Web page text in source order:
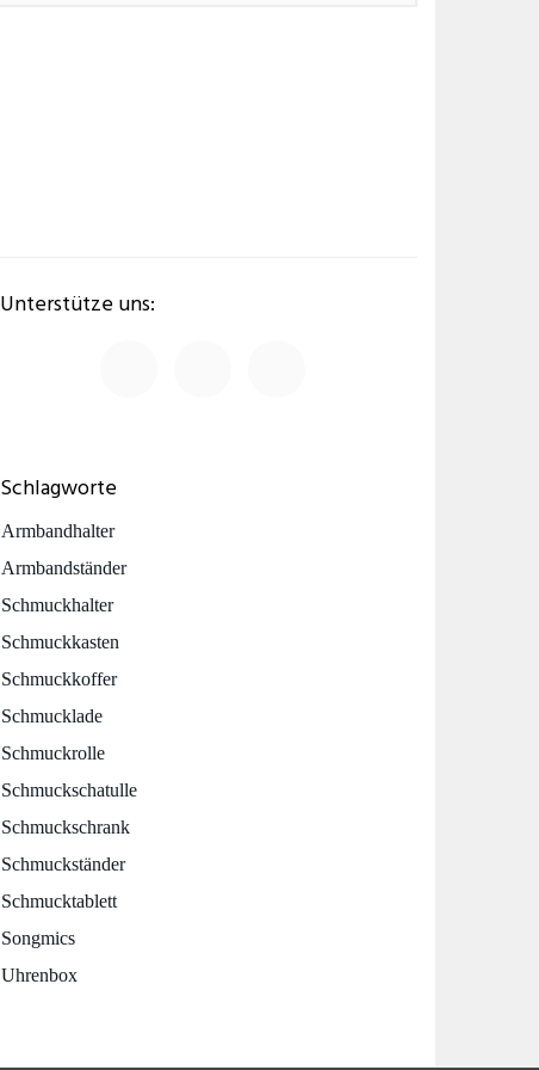
Unterstütze uns:
Schlagworte
Armbandhalter
Armbandständer
Schmuckhalter
Schmuckkasten
Schmuckkoffer
Schmucklade
Schmuckrolle
Schmuckschatulle
Schmuckschrank
Schmuckständer
Schmucktablett
Songmics
Uhrenbox